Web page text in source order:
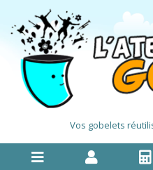
Vos gobelets